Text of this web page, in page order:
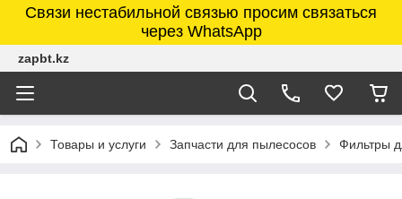
Связи нестабильной связью просим связаться
через WhatsApp
zapbt.kz
Товары и услуги Запчасти для пылесосов Фильтры